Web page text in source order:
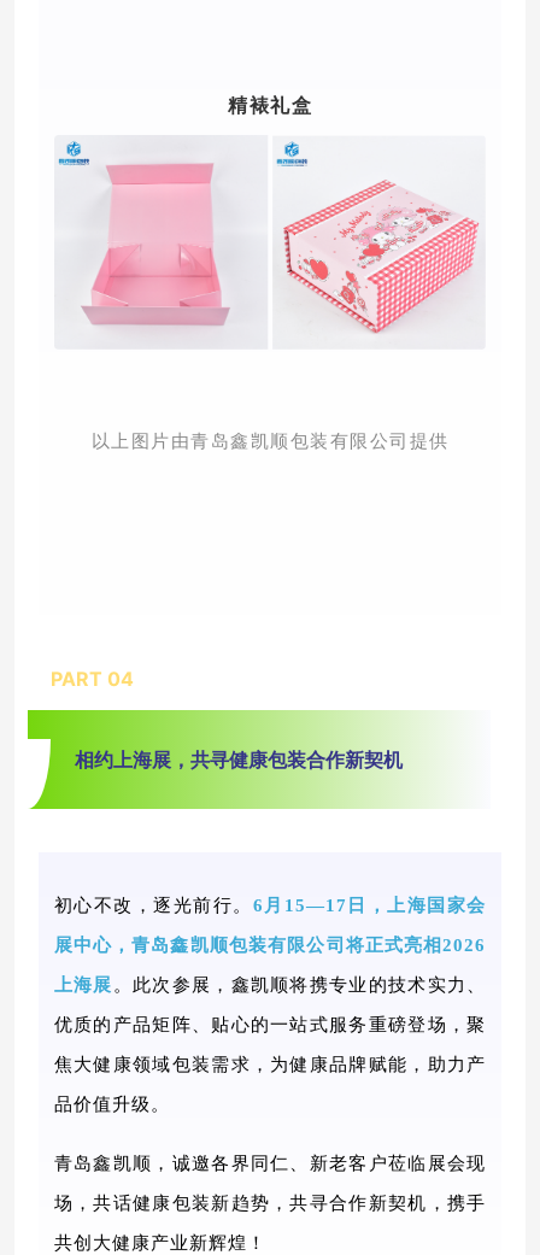
精裱礼盒
以上图片由青岛鑫凯顺包装有限公司提供
PART 04
相约上海展，共寻健康包装合作新契机
初心不改，逐光前行。 6月15—17日，上海国家会
展中心，青岛鑫凯顺包装有限公司将正式亮相2026
上海展 。此次参展，鑫凯顺将携专业的技术实力、
优质的产品矩阵、贴心的一站式服务重磅登场，聚
焦大健康领域包装需求，为健康品牌赋能，助力产
品价值升级。
青岛鑫凯顺，诚邀各界同仁、新老客户莅临展会现
场，共话健康包装新趋势，共寻合作新契机，携手
共创大健康产业新辉煌！